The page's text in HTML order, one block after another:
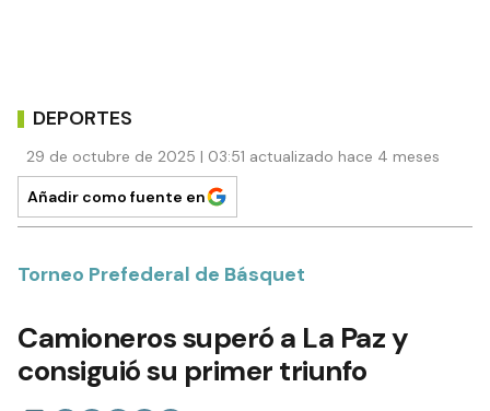
DEPORTES
29 de octubre de 2025 | 03:51 actualizado hace 4 meses
Añadir como fuente en
Torneo Prefederal de Básquet
Camioneros superó a La Paz y
consiguió su primer triunfo